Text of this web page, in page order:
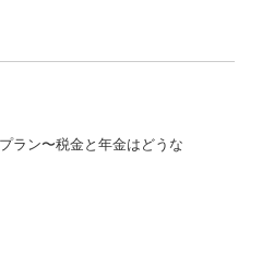
ラン〜税金と年金はどうな